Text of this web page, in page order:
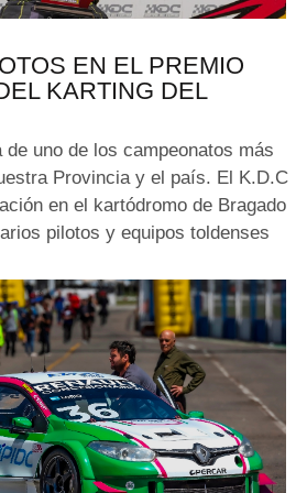
EN EL PREMIO
KARTING DEL
uno de los campeonatos más
Provincia y el país. El K.D.C
en el kartódromo de Bragado
pilotos y equipos toldenses